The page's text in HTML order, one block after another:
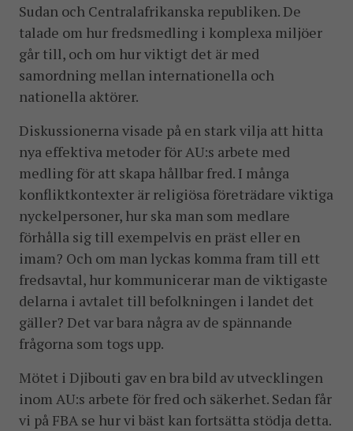
Sudan och Centralafrikanska republiken. De
talade om hur fredsmedling i komplexa miljöer
går till, och om hur viktigt det är med
samordning mellan internationella och
nationella aktörer.
Diskussionerna visade på en stark vilja att hitta
nya effektiva metoder för AU:s arbete med
medling för att skapa hållbar fred. I många
konfliktkontexter är religiösa företrädare viktiga
nyckelpersoner, hur ska man som medlare
förhålla sig till exempelvis en präst eller en
imam? Och om man lyckas komma fram till ett
fredsavtal, hur kommunicerar man de viktigaste
delarna i avtalet till befolkningen i landet det
gäller? Det var bara några av de spännande
frågorna som togs upp.
Mötet i Djibouti gav en bra bild av utvecklingen
inom AU:s arbete för fred och säkerhet. Sedan får
vi på FBA se hur vi bäst kan fortsätta stödja detta.